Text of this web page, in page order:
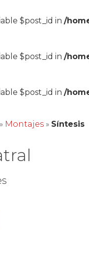
$post_id in/
$post_id in/
$post_id in/
» Montajes » Síntesis